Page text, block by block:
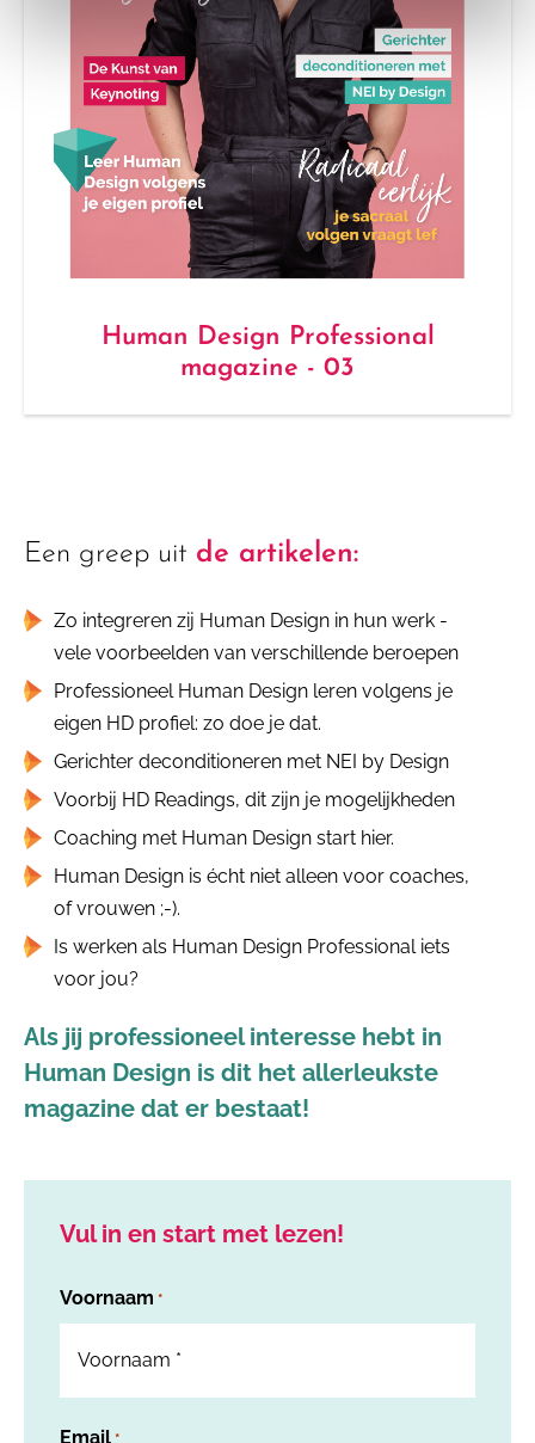
Human Design Professional
magazine - 03
Een greep uit de artikelen:
Zo integreren zij Human Design in hun werk -
vele voorbeelden van verschillende beroepen
Professioneel Human Design leren volgens je
eigen HD profiel: zo doe je dat.
Gerichter deconditioneren met NEI by Design
Voorbij HD Readings, dit zijn je mogelijkheden
Coaching met Human Design start hier.
Human Design is écht niet alleen voor coaches,
of vrouwen ;-).
Is werken als Human Design Professional iets
voor jou?
Als jij professioneel interesse hebt in
Human Design is dit het allerleukste
magazine dat er bestaat!
Vul in en start met lezen!
Voornaam *
Email *